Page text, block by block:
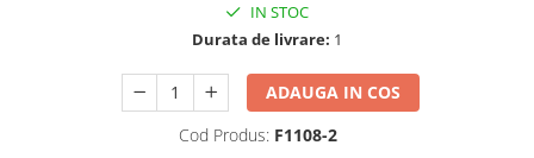
IN STOC
Durata de livrare: 1
ADAUGA IN COS
Cod Produs: F1108-2